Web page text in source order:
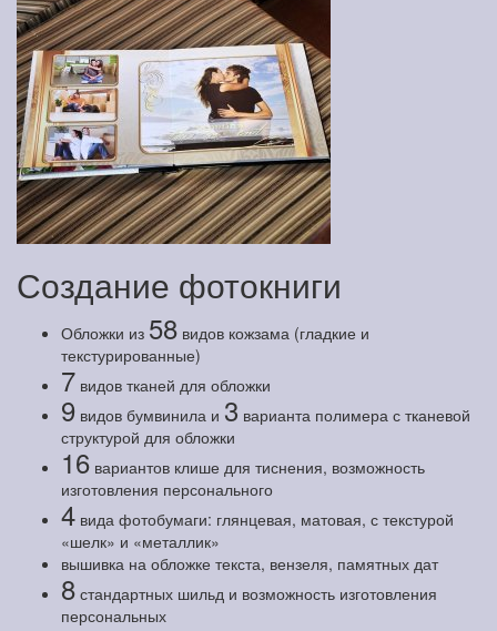
Создание фотокниги
Обложки из 58 видов кожзама (гладкие и
текстурированные)
7 видов тканей для обложки
9 видов бумвинила и 3 варианта полимера с тканевой
структурой для обложки
16 вариантов клише для тиснения, возможность
изготовления персонального
4 вида фотобумаги: глянцевая, матовая, с текстурой
«шелк» и «металлик»
вышивка на обложке текста, вензеля, памятных дат
8 стандартных шильд и возможность изготовления
персональных